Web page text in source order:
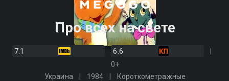
Про всех на свете
7.1
6.6
0+
Украина
1984 Короткометражные